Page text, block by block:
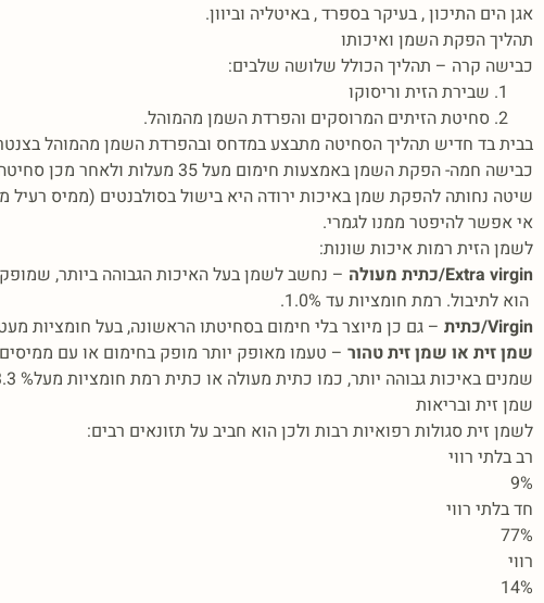
אגן הים התיכון , בעיקר בספרד , באיטליה וביוון.
תהליך הפקת השמן ואיכותו
כבישה קרה – תהליך הכולל שלושה שלבים:
שבירת הזית וריסוקו
סחיטת הזיתים המרוסקים והפרדת השמן מהמוהל.
בבית בד חדיש תהליך הסחיטה מתבצע במדחס ובהפרדת השמן מהמוהל
כבישה חמה- הפקת השמן באמצעות חימום מעל 35 מעלות ולאחר מכן סחיטה, מובן שבשיטה זו השמן פחות איכותי.
שיטה נחותה להפקת שמן באיכות ירודה היא בישול בסולבנטים (ממיס
אי אפשר להיפטר ממנו לגמרי.
לשמן הזית רמות איכות שונות:
Extra virgin/כתית מעולה
– נחשב לשמן בעל האיכות הגבוהה ביותר,
הוא לתיבול. רמת חומציות עד 1.0%.
Virgin/כתית
– גם כן מיוצר בלי חימום בסחיטתו הראשונה, בעל חומציות מעט
שמן זית או שמן זית טהור – טעמו מאופק יותר מופק בחימום או עם
שמנים באיכות גבוהה יותר, כמו כתית מעולה או כתית רמת חומציות מעל% 3.3.
שמן זית ובריאות
לשמן זית סגולות רפואיות רבות ולכן הוא חביב על תזונאים רבים:
רב בלתי רווי
9%
חד בלתי רווי
77%
רווי
14%